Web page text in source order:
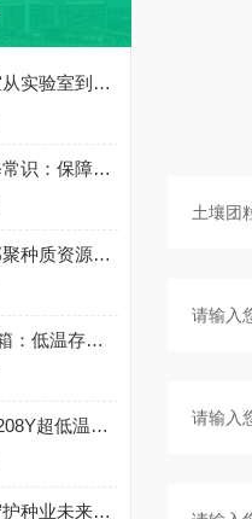
沃邦聚智能人工气候室从实验室到产业端的“环境模拟大师”
沃邦聚超低温冰箱保修常识：保障您的科研存储安全
看完本篇你就了解沃邦聚种质资源库的作用与功能了
DW-86L60Y 超低温冰箱：低温存储的 “智慧堡垒”
极境守护者，DW-86L208Y超低温冰箱如何重新定义生命科学存储边界
沃邦聚种质资源库：守护种业未来的 “基因宝库”